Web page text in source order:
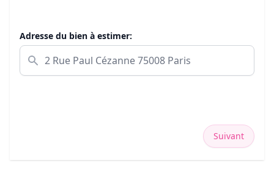
Adresse du bien à estimer:
Suivant